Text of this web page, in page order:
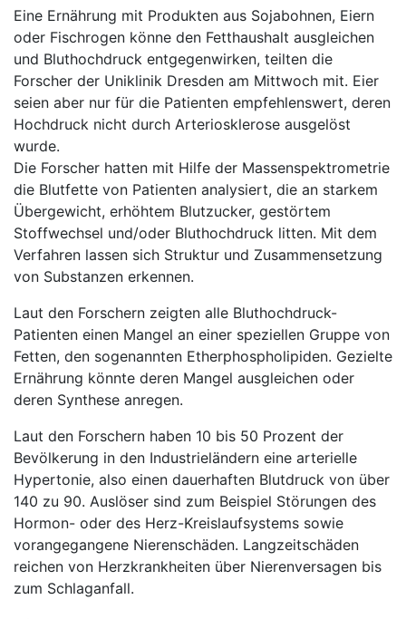
Eine Ernährung mit Produkten aus Sojabohnen, Eiern
oder Fischrogen könne den Fetthaushalt ausgleichen
und Bluthochdruck entgegenwirken, teilten die
Forscher der Uniklinik Dresden am Mittwoch mit. Eier
seien aber nur für die Patienten empfehlenswert, deren
Hochdruck nicht durch Arteriosklerose ausgelöst
wurde.
Die Forscher hatten mit Hilfe der Massenspektrometrie
die Blutfette von Patienten analysiert, die an starkem
Übergewicht, erhöhtem Blutzucker, gestörtem
Stoffwechsel und/oder Bluthochdruck litten. Mit dem
Verfahren lassen sich Struktur und Zusammensetzung
von Substanzen erkennen.
Laut den Forschern zeigten alle Bluthochdruck-
Patienten einen Mangel an einer speziellen Gruppe von
Fetten, den sogenannten Etherphospholipiden. Gezielte
Ernährung könnte deren Mangel ausgleichen oder
deren Synthese anregen.
Laut den Forschern haben 10 bis 50 Prozent der
Bevölkerung in den Industrieländern eine arterielle
Hypertonie, also einen dauerhaften Blutdruck von über
140 zu 90. Auslöser sind zum Beispiel Störungen des
Hormon- oder des Herz-Kreislaufsystems sowie
vorangegangene Nierenschäden. Langzeitschäden
reichen von Herzkrankheiten über Nierenversagen bis
zum Schlaganfall.